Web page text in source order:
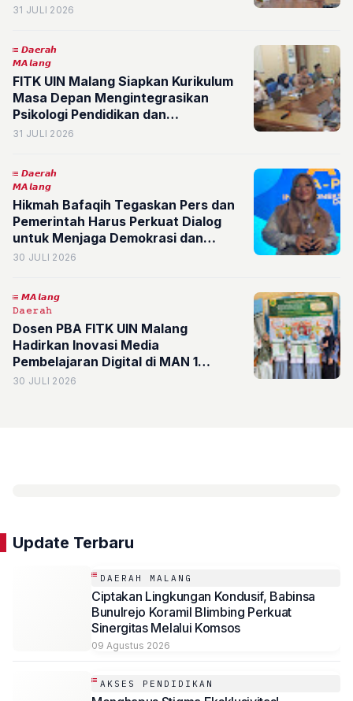
31 JULI 2026
𝘿𝙖𝙚𝙧𝙖𝙝
𝙈𝘼𝙡𝙖𝙣𝙜
FITK UIN Malang Siapkan Kurikulum
Masa Depan Mengintegrasikan
Psikologi Pendidikan dan
Kecerdasan Buatan untuk Mencetak
31 JULI 2026
𝘿𝙖𝙚𝙧𝙖𝙝
𝙈𝘼𝙡𝙖𝙣𝙜
Hikmah Bafaqih Tegaskan Pers dan
Pemerintah Harus Perkuat Dialog
untuk Menjaga Demokrasi dan
Persatuan Bangsa
30 JULI 2026
𝙈𝘼𝙡𝙖𝙣𝙜
𝙳𝚊𝚎𝚛𝚊𝚑
Dosen PBA FITK UIN Malang
Hadirkan Inovasi Media
Pembelajaran Digital di MAN 1
Probolinggo
30 JULI 2026
Update Terbaru
DAERAH MALANG
Ciptakan Lingkungan Kondusif, Babinsa
Bunulrejo Koramil Blimbing Perkuat
Sinergitas Melalui Komsos
09 Agustus 2026
AKSES PENDIDIKAN